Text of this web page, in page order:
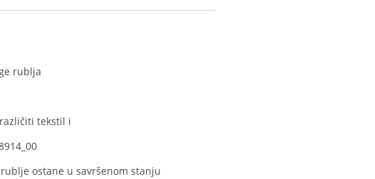
rublja
tekstil i
ostane u savršenom stanju